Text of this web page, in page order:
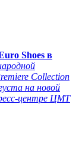
Shoes в
Collection
на новой
центре ЦМТ